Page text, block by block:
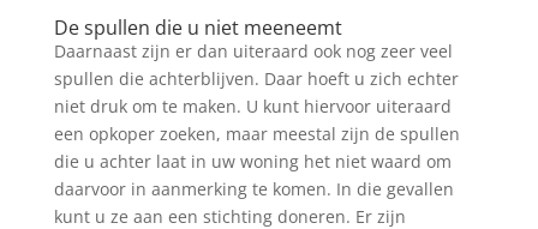
De spullen die u niet meeneemt
Daarnaast zijn er dan uiteraard ook nog zeer veel
spullen die achterblijven. Daar hoeft u zich echter
niet druk om te maken. U kunt hiervoor uiteraard
een opkoper zoeken, maar meestal zijn de spullen
die u achter laat in uw woning het niet waard om
daarvoor in aanmerking te komen. In die gevallen
kunt u ze aan een stichting doneren. Er zijn